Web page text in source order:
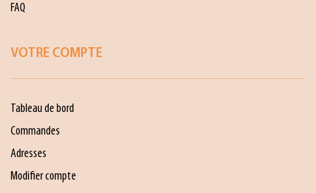
FAQ
VOTRE COMPTE
Tableau de bord
Commandes
Adresses
Modifier compte